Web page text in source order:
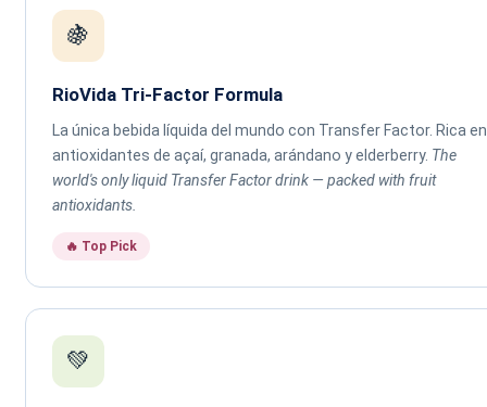
🍇
RioVida Tri-Factor Formula
La única bebida líquida del mundo con Transfer Factor. Rica en
antioxidantes de açaí, granada, arándano y elderberry. The
world's only liquid Transfer Factor drink — packed with fruit
antioxidants.
🔥 Top Pick
💚